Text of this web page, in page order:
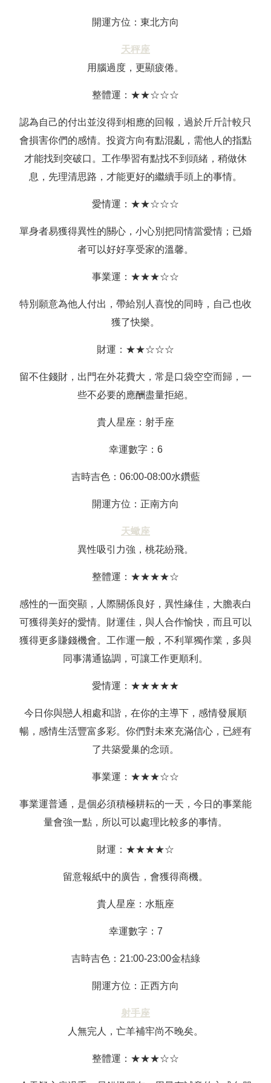
開運方位：東北方向
天秤座
用腦過度，更顯疲倦。
整體運：★★☆☆☆
認為自己的付出並沒得到相應的回報，過於斤斤計較只
會損害你們的感情。投資方向有點混亂，需他人的指點
才能找到突破口。工作學習有點找不到頭緒，稍做休
息，先理清思路，才能更好的繼續手頭上的事情。
愛情運：★★☆☆☆
單身者易獲得異性的關心，小心別把同情當愛情；已婚
者可以好好享受家的溫馨。
事業運：★★★☆☆
特別願意為他人付出，帶給別人喜悅的同時，自己也收
獲了快樂。
財運：★★☆☆☆
留不住錢財，出門在外花費大，常是口袋空空而歸，一
些不必要的應酬盡量拒絕。
貴人星座：射手座
幸運數字：6
吉時吉色：06:00-08:00水鑽藍
開運方位：正南方向
天蠍座
異性吸引力強，桃花紛飛。
整體運：★★★★☆
感性的一面突顯，人際關係良好，異性緣佳，大膽表白
可獲得美好的愛情。財運佳，與人合作愉快，而且可以
獲得更多賺錢機會。工作運一般，不利單獨作業，多與
同事溝通協調，可讓工作更順利。
愛情運：★★★★★
今日你與戀人相處和諧，在你的主導下，感情發展順
暢，感情生活豐富多彩。你們對未來充滿信心，已經有
了共築愛巢的念頭。
事業運：★★★☆☆
事業運普通，是個必須積極耕耘的一天，今日的事業能
量會強一點，所以可以處理比較多的事情。
財運：★★★★☆
留意報紙中的廣告，會獲得商機。
貴人星座：水瓶座
幸運數字：7
吉時吉色：21:00-23:00金桔綠
開運方位：正西方向
射手座
人無完人，亡羊補牢尚不晚矣。
整體運：★★★☆☆